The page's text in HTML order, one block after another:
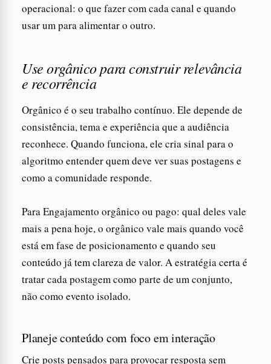
operacional: o que fazer com cada canal e quando
usar um para alimentar o outro.
Use orgânico para construir relevância
e recorrência
Orgânico é o seu trabalho contínuo. Ele depende de
consistência, tema e experiência que a audiência
reconhece. Quando funciona, ele cria sinal para o
algoritmo entender quem deve ver suas postagens e
como a comunidade responde.
Para Engajamento orgânico ou pago: qual deles vale
mais a pena hoje, o orgânico vale mais quando você
está em fase de posicionamento e quando seu
conteúdo já tem clareza de valor. A estratégia certa é
tratar cada postagem como parte de um conjunto,
não como evento isolado.
Planeje conteúdo com foco em interação
Crie posts pensados para provocar resposta sem